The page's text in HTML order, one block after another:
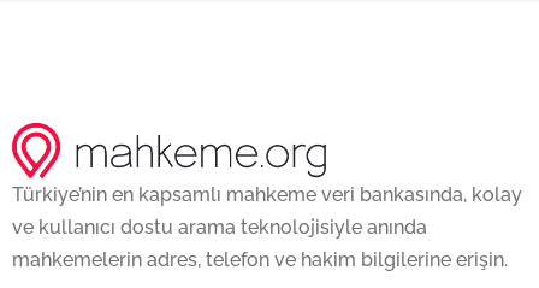
Türkiye’nin en kapsamlı mahkeme veri bankasında, kolay
ve kullanıcı dostu arama teknolojisiyle anında
mahkemelerin adres, telefon ve hakim bilgilerine erişin.